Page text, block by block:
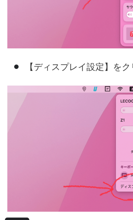
【ディスプレイ設定】をク